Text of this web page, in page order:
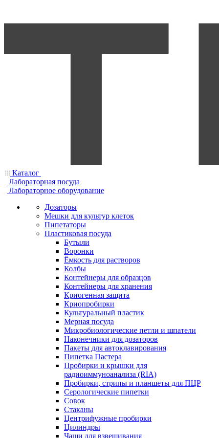
Каталог
Лабораторная посуда
Лабораторное оборудование
Дозаторы
Мешки для культур клеток
Пипетаторы
Пластиковая посуда
Бутыли
Воронки
Ёмкость для растворов
Колбы
Контейнеры для образцов
Контейнеры для хранения
Криогенная защита
Криопробирки
Культуральный пластик
Мерная посуда
Микробиологические петли и шпатели
Наконечники для дозаторов
Пакеты для автоклавирования
Пипетка Пастера
Пробирки и крышки для
радиоиммуноанализа (RIA)
Пробирки, стрипы и планшеты для ПЦР
Серологические пипетки
Совок
Стаканы
Центрифужные пробирки
Цилиндры
Чаши для взвешивания